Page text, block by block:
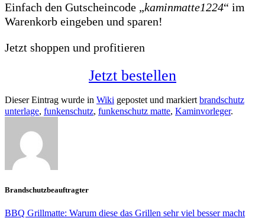
Einfach den Gutscheincode „kaminmatte1224“ im
Warenkorb eingeben und sparen!
Jetzt shoppen und profitieren
Jetzt bestellen
Dieser Eintrag wurde in Wiki gepostet und markiert brandschutz
unterlage, funkenschutz, funkenschutz matte, Kaminvorleger.
Brandschutzbeauftragter
BBQ Grillmatte: Warum diese das Grillen sehr viel besser macht